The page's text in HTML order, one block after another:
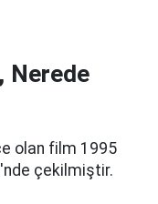
Nerede
olan film 1995
çekilmiştir.